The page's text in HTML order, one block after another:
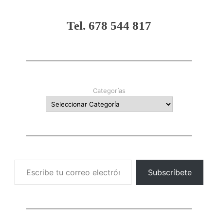
Tel. 678 544 817
Categorías
Escribe tu correo electrónico…
Subscríbete